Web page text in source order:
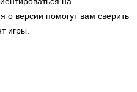
о версии помогут вам сверить
игры.